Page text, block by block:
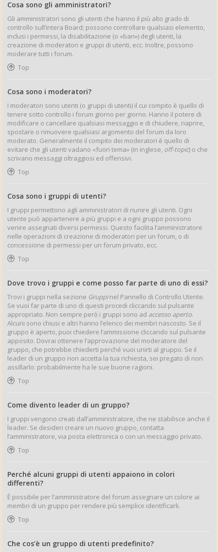
Cosa sono gli amministratori?
Gli amministratori sono gli utenti che hanno il più alto grado di
controllo sull’intera Board; possono controllare qualsiasi elemento,
inclusi i permessi, la disabilitazione (o «ban») degli utenti, la
creazione di moderatori e gruppi di utenti, ecc. Inoltre, possono
moderare tutti i forum.
Top
Cosa sono i moderatori?
I moderatori sono utenti (o gruppi di utenti) il cui compito è quello di
tenere sotto controllo i forum giorno per giorno. Hanno il potere di
modificare o cancellare qualsiasi messaggio e di chiudere, riaprire,
spostare o rimuovere qualsiasi argomento del forum da loro
moderato. Generalmente il compito dei moderatori è quello di
evitare che gli utenti vadano «fuori tema» (in inglese, off-topic) o che
scrivano messaggi oltraggiosi ed offensivi.
Top
Cosa sono i gruppi di utenti?
I gruppi permettono agli amministratori di riunire gli utenti. Ogni
utente può appartenere a più gruppi e a ogni gruppo possono
venire assegnati diversi permessi. Questo facilita l’amministratore
nelle operazioni di creazione di moderatori per un forum, o di
concessione di permessi per un forum privato, ecc.
Top
Dove trovo i gruppi e come posso far parte di uno di essi?
Trovi i gruppi nella sezione Gruppinel Pannello di Controllo Utente.
Se vuoi far parte di uno di questi procedi cliccando sul pulsante
appropriato. Non sempre però i gruppi sono ad accesso aperto.
Alcuni sono chiusi e altri hanno l’elenco dei membri nascosto. Se il
gruppo è aperto, puoi chiedere l’ammissione cliccando sul pulsante
apposito. Dovrai ottenere l’approvazione del moderatore del
gruppo, che potrebbe chiederti perché vuoi unirti al gruppo. Se il
leader di un gruppo non accetta la tua richiesta, sei pregato di non
assillarlo: probabilmente ha le sue buone ragioni.
Top
Come divento leader di un gruppo?
I gruppi vengono creati dall’amministratore, che ne stabilisce anche il
leader. Se desideri creare un nuovo gruppo, contatta
l’amministratore, via posta elettronica o con un messaggio privato.
Top
Perché alcuni gruppi di utenti appaiono in colori
differenti?
È possibile per l’amministratore del forum assegnare un colore ai
membri di un gruppo per rendere più semplice identificarli.
Top
Che cos’è un gruppo di utenti predefinito?